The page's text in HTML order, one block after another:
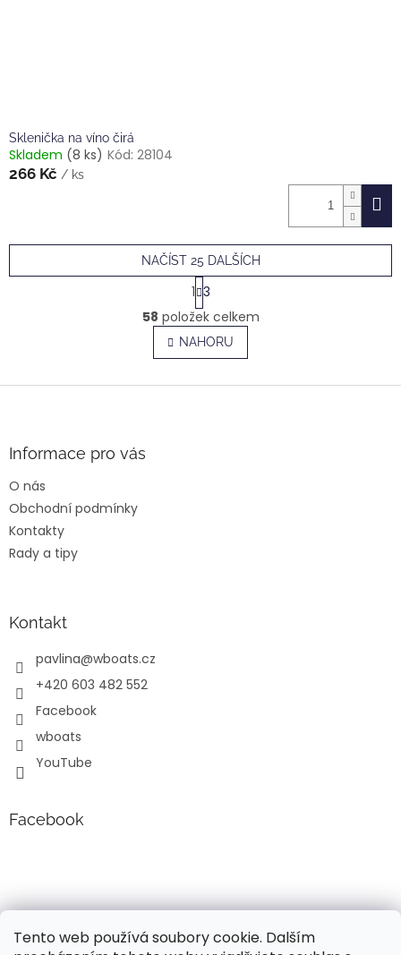
Tento web používá soubory cookie. Dalším
Sklenička na víno čirá
Skladem (8 ks) Kód: 28104
266 Kč / ks
O
v
l
á
NAČÍST 25 DALŠÍCH
S
t
r
á
n
k
v
1 3
58 položek celkem
NAHORU
Informace pro vás
O nás
Obchodní podmínky
Kontakty
Rady a tipy
Kontakt
pavlina@wboats.cz
+420 603 482 552
Facebook
wboats
YouTube
Facebook